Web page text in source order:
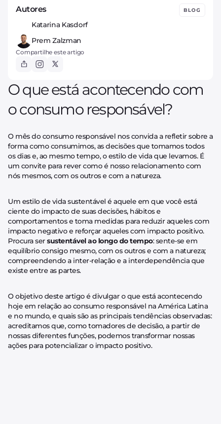
Autores BLOG
Katarina Kasdorf
Prem Zalzman
Compartilhe este artigo
O que está acontecendo com
o consumo responsável?
O mês do consumo responsável nos convida a refletir sobre a
forma como consumimos, as decisões que tomamos todos
os dias e, ao mesmo tempo, o estilo de vida que levamos. É
um convite para rever como é nosso relacionamento com
nós mesmos, com os outros e com a natureza.
Um estilo de vida sustentável é aquele em que você está
ciente do impacto de suas decisões, hábitos e
comportamentos e toma medidas para reduzir aqueles com
impacto negativo e reforçar aqueles com impacto positivo.
Procura sersustentável ao longo do tempo: sente-se em
equilíbrio consigo mesmo, com os outros e com a natureza;
compreendendo a inter-relação e a interdependência que
existe entre as partes.
O objetivo deste artigo é divulgar o que está acontecendo
hoje em relação ao consumo responsável na América Latina
e no mundo, e quais são as principais tendências observadas:
acreditamos que, como tomadores de decisão, a partir de
nossas diferentes funções, podemos transformar nossas
ações para potencializar o impacto positivo.